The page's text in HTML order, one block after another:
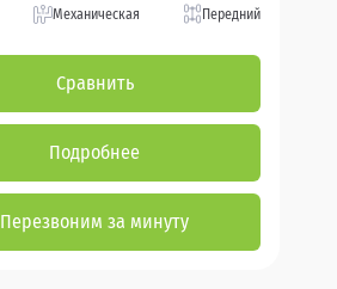
Механическая Передний
Сравнить
Подробнее
Перезвоним за минуту